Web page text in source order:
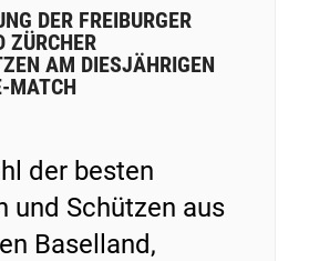
DER FREIBURGER
ZÜRCHER
AM DIESJÄHRIGEN
MATCH
der besten
und Schützen aus
Baselland,